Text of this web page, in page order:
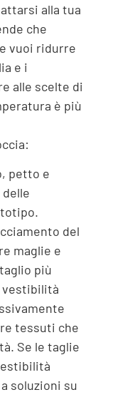
alla tua
che
vuoi ridurre
e i
alle scelte di
è più
petto e
del
maglie e
più
vestibilità
tessuti che
Se le taglie
soluzioni su